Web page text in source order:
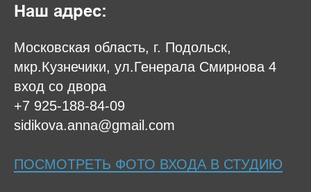
Наш адрес:
Московская область, г. Подольск,
мкр.Кузнечики, ул.Генерала Смирнова 4
вход со двора
+7 925-188-84-09
sidikova.anna@gmail.com
ПОСМОТРЕТЬ ФОТО ВХОДА В СТУДИЮ